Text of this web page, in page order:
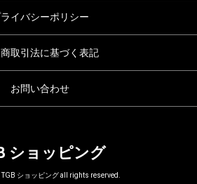
イバシーポリシー
取引法に基づく表記
お問い合わせ
ショッピング
ショッピング all rights reserved.